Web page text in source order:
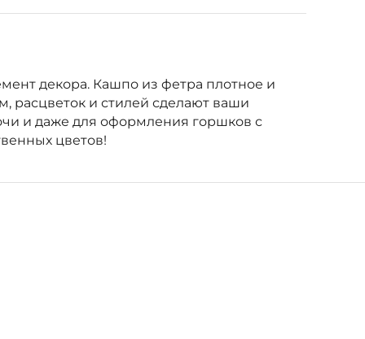
декора. Кашпо из фетра плотное и
и стилей сделают ваши
и даже для оформления горшков с
цветов!